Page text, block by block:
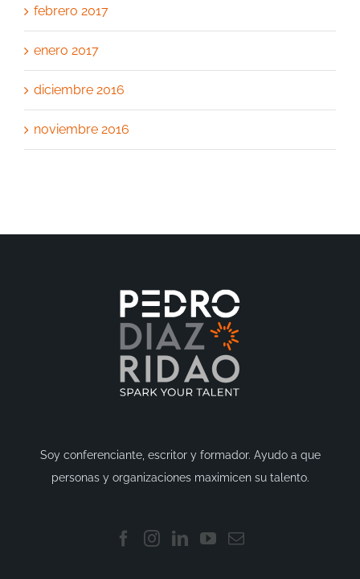
febrero 2017
enero 2017
diciembre 2016
noviembre 2016
Soy conferenciante, escritor y formador. Ayudo a que
personas y organizaciones maximicen su talento.